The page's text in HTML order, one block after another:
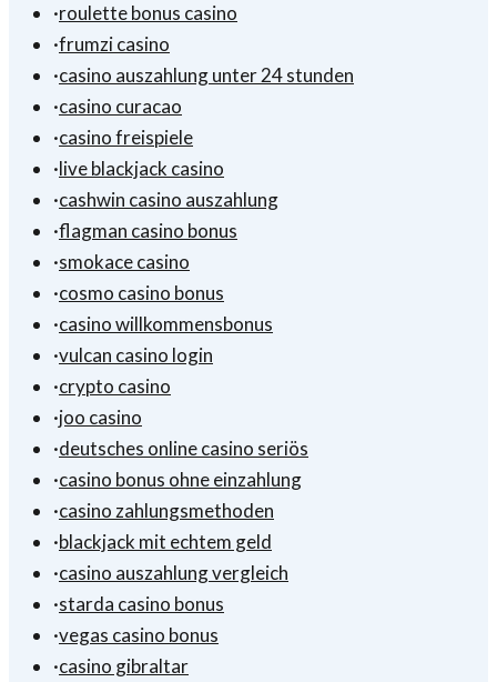
·roulette bonus casino
·frumzi casino
·casino auszahlung unter 24 stunden
·casino curacao
·casino freispiele
·live blackjack casino
·cashwin casino auszahlung
·flagman casino bonus
·smokace casino
·cosmo casino bonus
·casino willkommensbonus
·vulcan casino login
·crypto casino
·joo casino
·deutsches online casino seriös
·casino bonus ohne einzahlung
·casino zahlungsmethoden
·blackjack mit echtem geld
·casino auszahlung vergleich
·starda casino bonus
·vegas casino bonus
·casino gibraltar